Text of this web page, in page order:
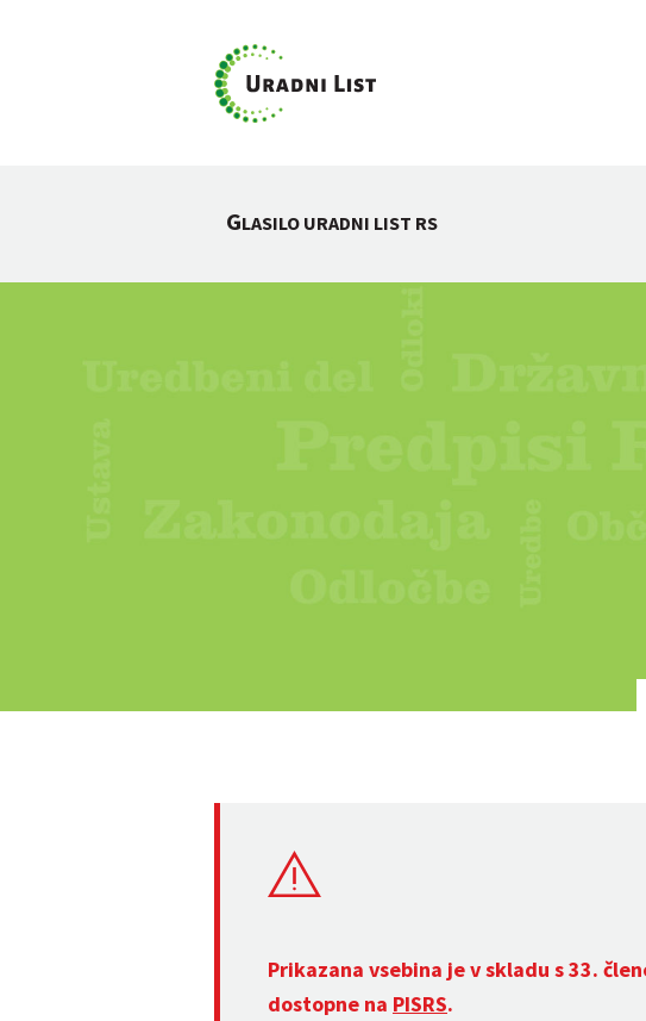
GLASILO URADNI LIST RS
Prikazana vsebina je v skladu s 33.
dostopne na PISRS.